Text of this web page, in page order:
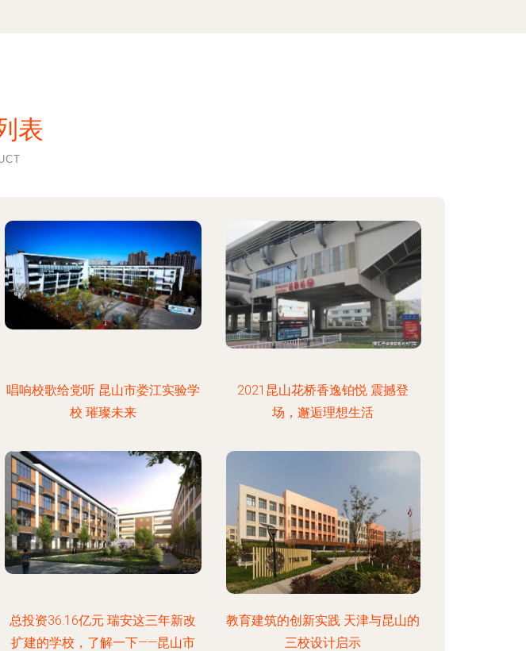
表
唱响校歌给党听 昆山市娄江实验学
校 璀璨未来
2021昆山花桥香逸铂悦 震撼登
场，邂逅理想生活
总投资36.16亿元 瑞安这三年新改
扩建的学校，了解一下——昆山市
教育建筑的创新实践 天津与昆山的
三校设计启示